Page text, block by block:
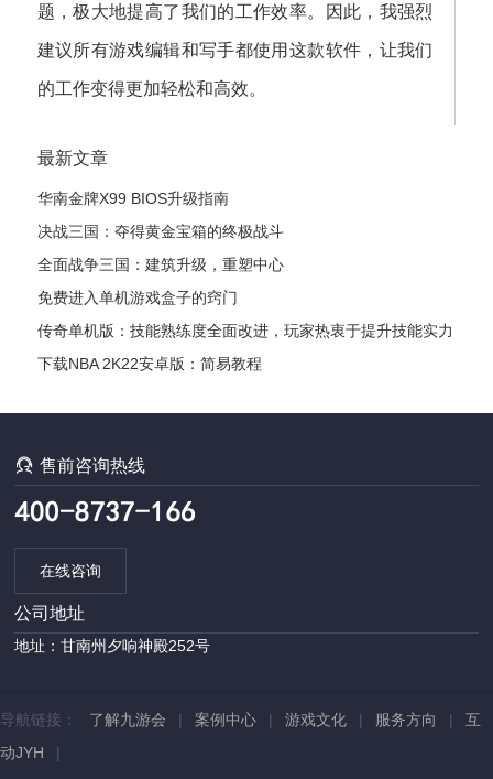
题，极大地提高了我们的工作效率。因此，我强烈
建议所有游戏编辑和写手都使用这款软件，让我们
的工作变得更加轻松和高效。
最新文章
华南金牌X99 BIOS升级指南
决战三国：夺得黄金宝箱的终极战斗
全面战争三国：建筑升级，重塑中心
免费进入单机游戏盒子的窍门
传奇单机版：技能熟练度全面改进，玩家热衷于提升技能实力
下载NBA 2K22安卓版：简易教程
售前咨询热线
在线咨询
公司地址
地址：甘南州夕响神殿252号
导航链接： 了解九游会 | 案例中心 | 游戏文化 | 服务方向 | 互
动JYH |